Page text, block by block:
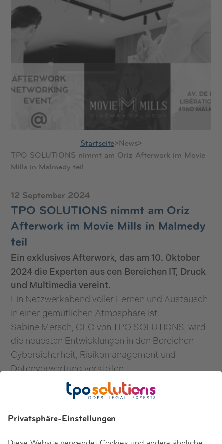
Startseite>News>
TPO SOLUTIONS nimmt am Oriz Afterwork im Movie
Mills in Malmedy teil
12 September 2024
TPO SOLUTIONS nimmt am Oriz
Afterwork im Movie Mills in Malmedy
teil
Ein exklusives Afterwork, das am 10. Oktober
2024 die Experten aus den Bereichen IT, Druck
und Multimedia vereint.
Ein Netzwerkabend voller Lernen und Austausch
in einer gemütlichen Atmosphäre ist.
Sabine Mersch, CEO von TPO SOLUTIONS, wird
die neuesten Entwicklungen in den Bereichen
Cybersicherheit, Risikomanagement und
Datenverwertung vorstellen.
Möchten Sie teilnehmen?
Kontaktieren Sie uns
für weitere Informationen.
Zurück